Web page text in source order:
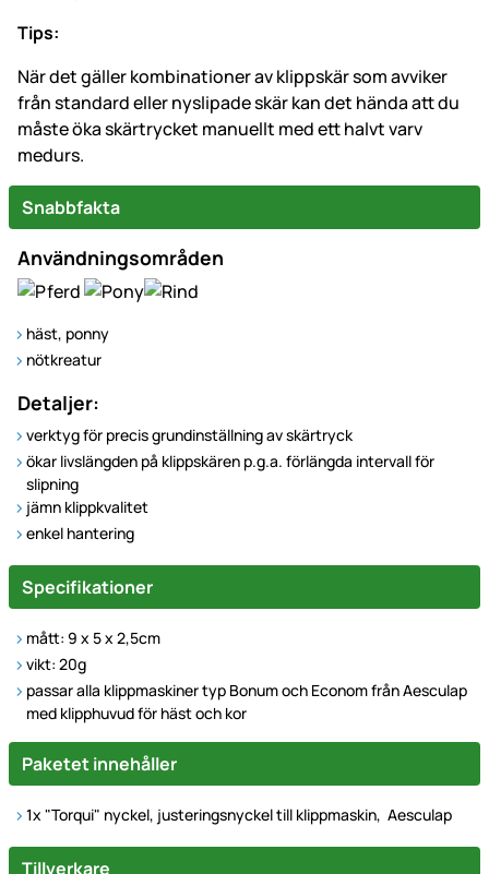
Tips:
När det gäller kombinationer av klippskär som avviker
från standard eller nyslipade skär kan det hända att du
måste öka skärtrycket manuellt med ett halvt varv
medurs.
Snabbfakta
Användningsområden
häst, ponny
nötkreatur
Detaljer:
verktyg för precis grundinställning av skärtryck
ökar livslängden på klippskären p.g.a. förlängda intervall för
slipning
jämn klippkvalitet
enkel hantering
Specifikationer
mått: 9 x 5 x 2,5cm
vikt: 20g
passar alla klippmaskiner typ Bonum och Econom från Aesculap
med klipphuvud för häst och kor
Paketet innehåller
1x "Torqui" nyckel, justeringsnyckel till klippmaskin, Aesculap
Tillverkare